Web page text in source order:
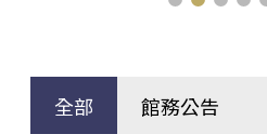
全部 館務公告